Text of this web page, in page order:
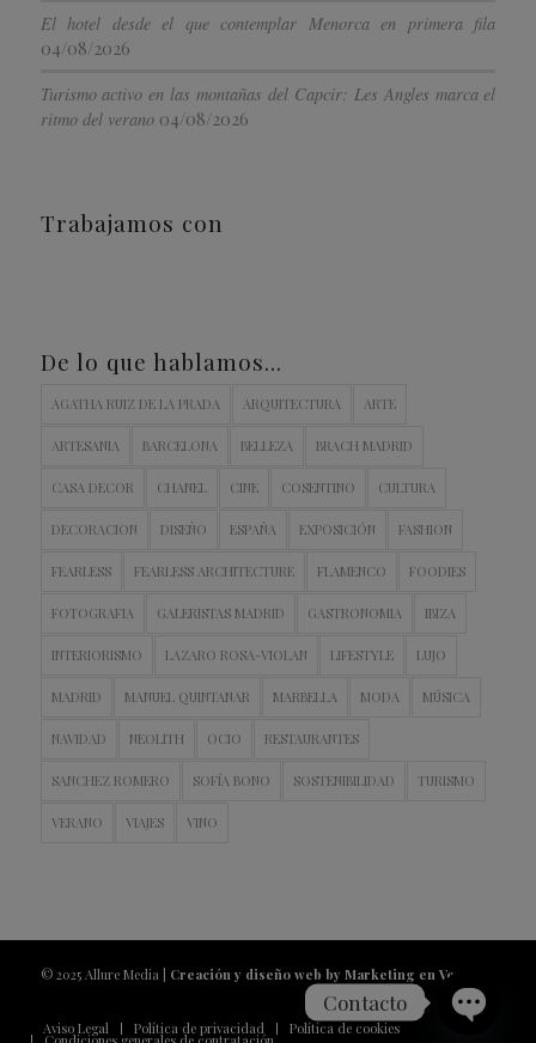
El hotel desde el que contemplar Menorca en primera fila
04/08/2026
Turismo activo en las montañas del Capcir: Les Angles marca el
ritmo del verano 04/08/2026
Trabajamos con
De lo que hablamos…
AGATHA RUIZ DE LA PRADA ARQUITECTURA ARTE
ARTESANIA BARCELONA BELLEZA BRACH MADRID
CASA DECOR CHANEL CINE COSENTINO CULTURA
DECORACION DISEÑO ESPAÑA EXPOSICIÓN FASHION
FEARLESS FEARLESS ARCHITECTURE FLAMENCO FOODIES
FOTOGRAFIA GALERISTAS MADRID GASTRONOMIA IBIZA
INTERIORISMO LAZARO ROSA-VIOLAN LIFESTYLE LUJO
MADRID MANUEL QUINTANAR MARBELLA MODA MÚSICA
NAVIDAD NEOLITH OCIO RESTAURANTES
SANCHEZ ROMERO SOFÍA BONO SOSTENIBILIDAD TURISMO
VERANO VIAJES VINO
© 2025 Allure Media | Creación y diseño web by Marketing en Vena
Aviso Legal Política de privacidad Política de cookies
Contacto